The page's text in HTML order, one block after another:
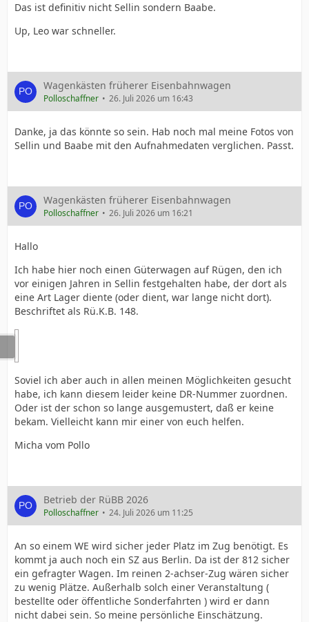
Das ist definitiv nicht Sellin sondern Baabe.
Up, Leo war schneller.
Wagenkästen früherer Eisenbahnwagen
Polloschaffner 26. Juli 2026 um 16:43
Danke, ja das könnte so sein. Hab noch mal meine Fotos von
Sellin und Baabe mit den Aufnahmedaten verglichen. Passt.
Wagenkästen früherer Eisenbahnwagen
Polloschaffner 26. Juli 2026 um 16:21
Hallo
Ich habe hier noch einen Güterwagen auf Rügen, den ich
vor einigen Jahren in Sellin festgehalten habe, der dort als
eine Art Lager diente (oder dient, war lange nicht dort).
Beschriftet als Rü.K.B. 148.
Soviel ich aber auch in allen meinen Möglichkeiten gesucht
habe, ich kann diesem leider keine DR-Nummer zuordnen.
Oder ist der schon so lange ausgemustert, daß er keine
bekam. Vielleicht kann mir einer von euch helfen.
Micha vom Pollo
Betrieb der RüBB 2026
Polloschaffner 24. Juli 2026 um 11:25
An so einem WE wird sicher jeder Platz im Zug benötigt. Es
kommt ja auch noch ein SZ aus Berlin. Da ist der 812 sicher
ein gefragter Wagen. Im reinen 2-achser-Zug wären sicher
zu wenig Plätze. Außerhalb solch einer Veranstaltung (
bestellte oder öffentliche Sonderfahrten ) wird er dann
nicht dabei sein. So meine persönliche Einschätzung.